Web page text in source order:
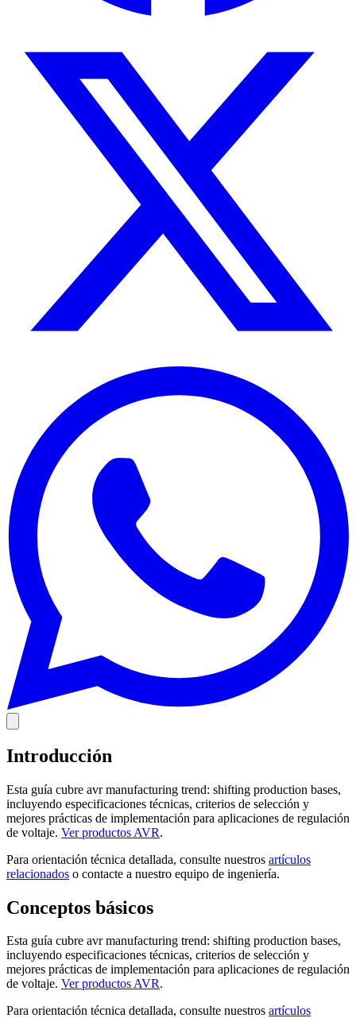
Introducción
Esta guía cubre avr manufacturing trend: shifting production bases,
incluyendo especificaciones técnicas, criterios de selección y
mejores prácticas de implementación para aplicaciones de regulación
de voltaje. Ver productos AVR.
Para orientación técnica detallada, consulte nuestros artículos
relacionados o contacte a nuestro equipo de ingeniería.
Conceptos básicos
Esta guía cubre avr manufacturing trend: shifting production bases,
incluyendo especificaciones técnicas, criterios de selección y
mejores prácticas de implementación para aplicaciones de regulación
de voltaje. Ver productos AVR.
Para orientación técnica detallada, consulte nuestros artículos